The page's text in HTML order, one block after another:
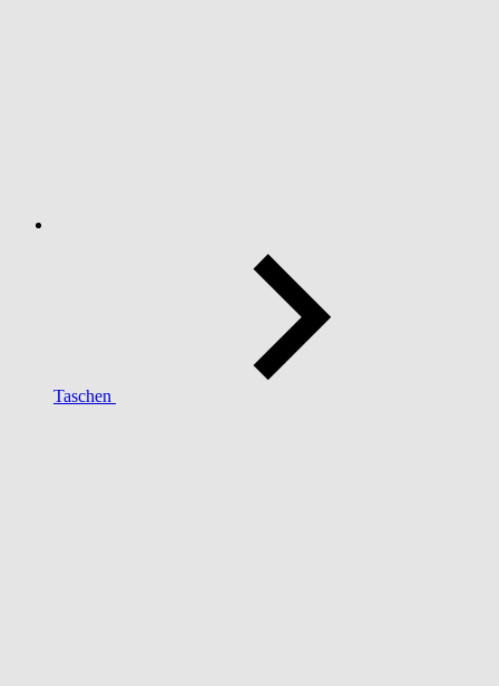
Taschen